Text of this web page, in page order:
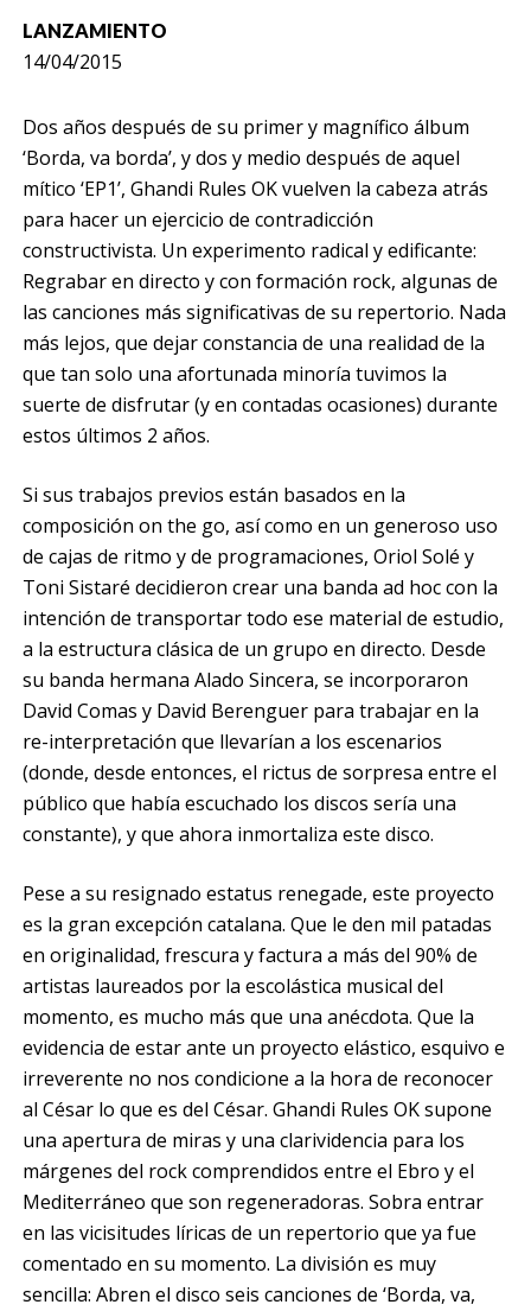
LANZAMIENTO
14/04/2015
Dos años después de su primer y magnífico álbum
‘Borda, va borda’, y dos y medio después de aquel
mítico ‘EP1’, Ghandi Rules OK vuelven la cabeza atrás
para hacer un ejercicio de contradicción
constructivista. Un experimento radical y edificante:
Regrabar en directo y con formación rock, algunas de
las canciones más significativas de su repertorio. Nada
más lejos, que dejar constancia de una realidad de la
que tan solo una afortunada minoría tuvimos la
suerte de disfrutar (y en contadas ocasiones) durante
estos últimos 2 años.
Si sus trabajos previos están basados en la
composición on the go, así como en un generoso uso
de cajas de ritmo y de programaciones, Oriol Solé y
Toni Sistaré decidieron crear una banda ad hoc con la
intención de transportar todo ese material de estudio,
a la estructura clásica de un grupo en directo. Desde
su banda hermana Alado Sincera, se incorporaron
David Comas y David Berenguer para trabajar en la
re-interpretación que llevarían a los escenarios
(donde, desde entonces, el rictus de sorpresa entre el
público que había escuchado los discos sería una
constante), y que ahora inmortaliza este disco.
Pese a su resignado estatus renegade, este proyecto
es la gran excepción catalana. Que le den mil patadas
en originalidad, frescura y factura a más del 90% de
artistas laureados por la escolástica musical del
momento, es mucho más que una anécdota. Que la
evidencia de estar ante un proyecto elástico, esquivo e
irreverente no nos condicione a la hora de reconocer
al César lo que es del César. Ghandi Rules OK supone
una apertura de miras y una clarividencia para los
márgenes del rock comprendidos entre el Ebro y el
Mediterráneo que son regeneradoras. Sobra entrar
en las vicisitudes líricas de un repertorio que ya fue
comentado en su momento. La división es muy
sencilla: Abren el disco seis canciones de ‘Borda, va,